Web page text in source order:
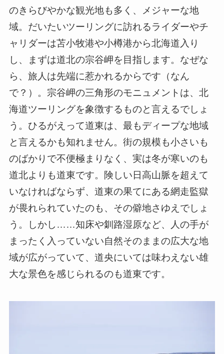
のきらびやかな観光地も多く、メジャーな地
域。だいたいツーリングに訪れるライダーやチ
ャリダーは苫小牧港や小樽港から北海道入り
し、まずは道北の宗谷岬を目指します。なぜな
ら、旅人は先端に惹かれるからです（なん
で？）。宗谷岬の三角形のモニュメントは、北
海道ツーリングを象徴するものと言えるでしょ
う。ひるがえって道東は、最もディープな地域
と言えるかも知れません。街の規模も小さいも
のばかりで不便極まりなく、実は冬が寒いのも
道北よりも道東です。険しい日高山脈を超えて
いなければならず、道東の果てにある網走監獄
が畏れられていたのも、その僻地さゆえでしょ
う。しかし……知床や釧路湿原など、人の手が
まったく入っていない自然そのままの広大な地
域が広がっていて、道央にいては味わえない雄
大な景色を感じられるのも道東です。